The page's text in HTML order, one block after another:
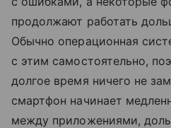
продолжают работать
Обычно операционная
с этим самостоятельно,
долгое время ничего не
смартфон начинает
между приложениями,